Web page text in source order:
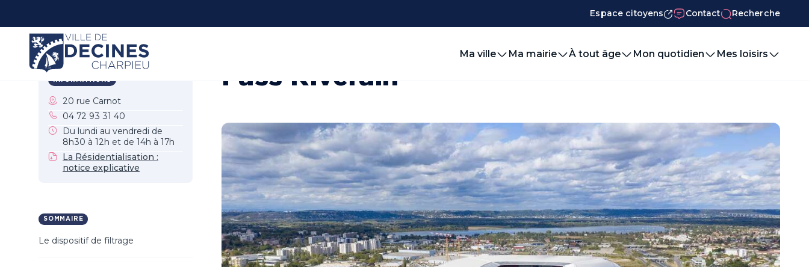
Espace citoyens Contact Recherche
Ma ville Ma mairie À tout âge Mon quotidien Mes loisirs
Accueil Ma ville OL Vallée Pass Riverain
Pass Riverain
INFORMATIONS
20 rue Carnot
04 72 93 31 40
Du lundi au vendredi de
8h30 à 12h et de 14h à 17h
La Résidentialisation :
notice explicative
SOMMAIRE
Le dispositif de filtrage